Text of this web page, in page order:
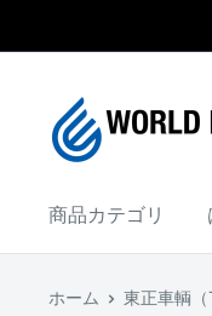
ン
WORLD
IMPORT
TOOLS（リ
ス
商品カテゴリ
ホーム 東正車輌（